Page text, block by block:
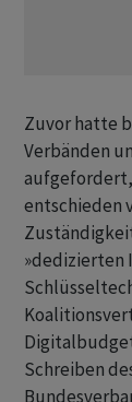
Zuvor hatte
Verbänden
entschieden
»dedizierten
Schreiben